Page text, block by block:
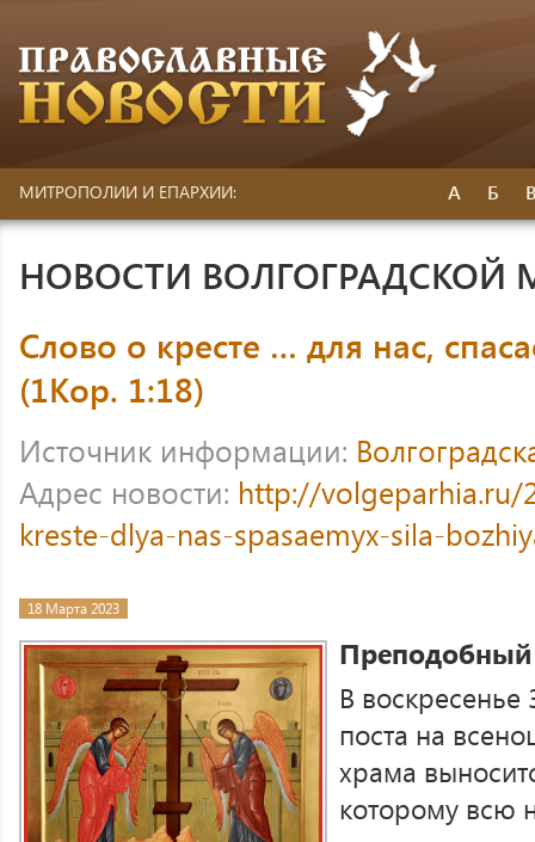
МИТРОПОЛИИ И ЕПАРХИИ: А Б
НОВОСТИ
Слово о кресте … для нас,
(1Кор. 1:18)
Источник информации:
Адрес новости: http://
kreste-dlya-nas-spasaemyx-sila-
18 Марта 2023
В
поста на
храма
которому всю